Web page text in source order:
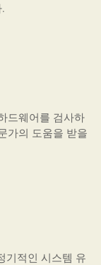
드웨어를 검사하
가의 도움을 받을
기적인 시스템 유